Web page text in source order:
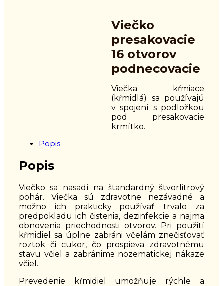
Viečko
presakovacie
16 otvorov
podnecovacie
Viečka kŕmiace
(kŕmidlá) sa používajú
v spojení s podložkou
pod presakovacie
krmítko.
Popis
Popis
Viečko sa nasadí na štandardný štvorlitrový
pohár. Viečka sú zdravotne nezávadné a
možno ich prakticky používať trvalo za
predpokladu ich čistenia, dezinfekcie a najmä
obnovenia priechodnosti otvorov. Pri použití
kŕmidiel sa úplne zabráni včelám znečisťovať
roztok či cukor, čo prospieva zdravotnému
stavu včiel a zabránime nozematickej nákaze
včiel.
Prevedenie kŕmidiel umožňuje rýchle a